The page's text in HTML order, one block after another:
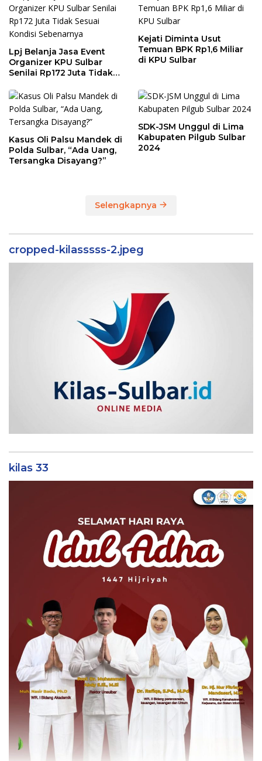
Lpj Belanja Jasa Event
Organizer KPU Sulbar
Senilai Rp172 Juta Tidak
Sebenarnya
Kejati Diminta Usut
Temuan BPK Rp1,6 Miliar
di KPU Sulbar
Kasus Oli Palsu Mandek di
Polda Sulbar, “Ada Uang,
Tersangka Disayang?”
SDK-JSM Unggul di Lima
Kabupaten Pilgub Sulbar
2024
Selengkapnya
cropped-kilasssss-2.jpeg
kilas 33